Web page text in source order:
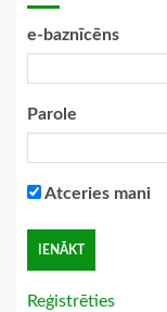
e-baznīcēns
Parole
Atceries mani
Reģistrēties